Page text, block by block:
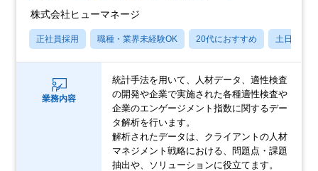
株式会社ヒューマネージ
正社員採用 職種・業界未経験OK 20代におすすめ 土日祝休み
業務内容
統計手法を用いて、人材データ、適性検査
の開発や企業で実施された各種適性検査や
企業のエンゲージメント指数に関するデー
タ解析を行います。
解析されたデータは、クライアントの人材
マネジメント戦略における、問題点・課題
抽出や、ソリューションに役立てます。